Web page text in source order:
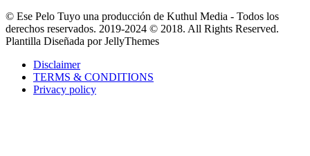
© Ese Pelo Tuyo una producción de Kuthul Media - Todos los
derechos reservados. 2019-2024 © 2018. All Rights Reserved.
Plantilla Diseñada por JellyThemes
Disclaimer
TERMS & CONDITIONS
Privacy policy